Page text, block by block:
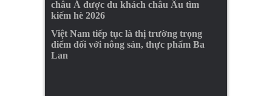
châu Á được du khách châu Âu tìm
kiếm hè 2026
Việt Nam tiếp tục là thị trường trọng
điểm đối với nông sản, thực phẩm Ba
Lan